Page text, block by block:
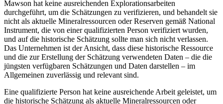
Mawson hat keine ausreichenden Explorationsarbeiten
durchgeführt, um die Schätzungen zu verifizieren, und behandelt sie
nicht als aktuelle Mineralressourcen oder Reserven gemäß National
Instrument, die von einer qualifizierten Person verifiziert wurden,
und auf die historische Schätzung sollte man sich nicht verlassen.
Das Unternehmen ist der Ansicht, dass diese historische Ressource
und die zur Erstellung der Schätzung verwendeten Daten – die die
jüngsten verfügbaren Schätzungen und Daten darstellen – im
Allgemeinen zuverlässig und relevant sind.
Eine qualifizierte Person hat keine ausreichende Arbeit geleistet, um
die historische Schätzung als aktuelle Mineralressourcen oder